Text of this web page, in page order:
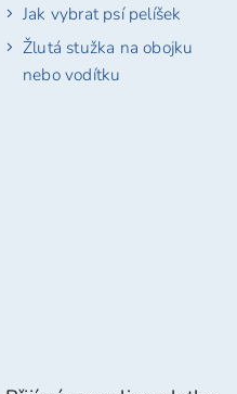
Jak vybrat psí pelíšek
Žlutá stužka na obojku
nebo vodítku